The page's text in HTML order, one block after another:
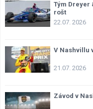
Tým Dreyer
rošt
22.07. 2026
V Nashvillu
21.07. 2026
Závod v